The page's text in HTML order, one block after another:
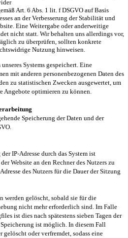
Art. 6 Abs. 1 lit. f DSGVO auf Basis
an der Verbesserung der Stabilität und
Eine Weitergabe oder anderweitige
nicht statt. Wir behalten uns allerdings vor,
zu überprüfen, sollten konkrete
Nutzung hinweisen.
Systems gespeichert. Eine
mit anderen personenbezogenen Daten des
zu statistischen Zwecken ausgewertet, um
Angebote optimieren zu können.
Speicherung der Daten und der
IP-Adresse durch das System ist
Website an den Rechner des Nutzers zu
des Nutzers für die Dauer der Sitzung
werden gelöscht, sobald sie für die
nicht mehr erforderlich sind. Im Falle
ist dies nach spätestens sieben Tagen der
ist möglich. In diesem Fall
gelöscht oder verfremdet, sodass eine